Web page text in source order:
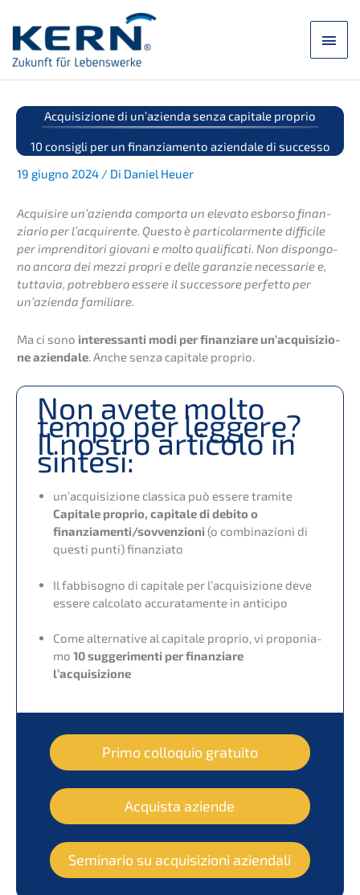
Inhalt
springen
Acqui­si­zio­ne di un’azi­en­da senza capita­le proprio
10 consig­li per un finan­zia­men­to aziend­a­le di successo
19 giugno 2024 / Di Daniel Heuer
Acqui­si­re un’azi­en­da compor­ta un eleva­to esborso finan­
zia­rio per l’acqui­ren­te. Questo è parti­co­lar­men­te diffi­ci­le
per impren­di­to­ri giova­ni e molto quali­fi­ca­ti. Non dispon­go­
no ancora dei mezzi propri e delle garan­zie neces­s­a­rie e,
tutta­via, potreb­be­ro essere il succes­so­re perfet­to per
un’azi­en­da familiare.
Ma ci sono inter­es­san­ti modi per finan­zia­re un’ac­qui­si­zio­
ne aziend­a­le. Anche senza capita­le proprio.
Non avete molto
tempo per legge­re?
Il nostro artico­lo in
sintesi:
un’ac­qui­si­zio­ne classi­ca può essere trami­te
Capita­le proprio, capita­le di debito o
finanziamenti/sovvenzioni (o combi­na­zio­ni di
questi punti) finanziato
Il fabbi­so­g­no di capita­le per l’acqui­si­zio­ne deve
essere calco­la­to accura­ta­men­te in anticipo
Come alter­na­ti­ve al capita­le proprio, vi propo­nia­
mo 10 sugge­ri­men­ti per finan­zia­re
l’acquisizione
Primo collo­quio gratuito
Acquis­ta aziende
Semina­rio su acqui­si­zio­ni aziendali